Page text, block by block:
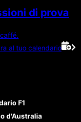
di prova
al tuo calendario
F1
d'Australia